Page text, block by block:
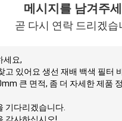
메시지를 남겨주
곧 다시 연락 드리겠습
더 많은 것을 전망하십
처리 16*10mm 큰